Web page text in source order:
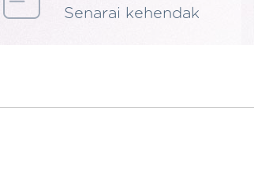
Senarai kehendak